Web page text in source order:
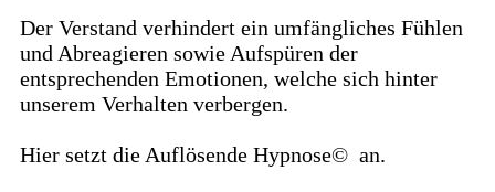
Der Verstand verhindert ein umfängliches Fühlen
und Abreagieren sowie Aufspüren der
entsprechenden Emotionen, welche sich hinter
unserem Verhalten verbergen.
Hier setzt die Auflösende Hypnose© an.